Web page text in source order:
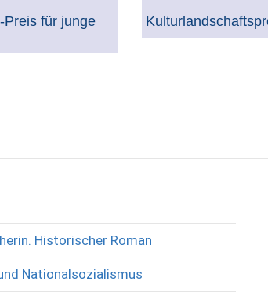
Preis für junge
Historischer Roman
Nationalsozialismus